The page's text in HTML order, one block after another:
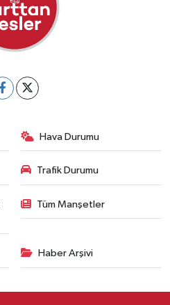
Hava Durumu
Trafik Durumu
Tüm Manşetler
Haber Arşivi